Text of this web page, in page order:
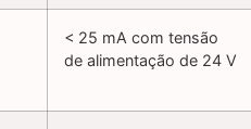
< 25 mA com tensão
de alimentação de 24 V